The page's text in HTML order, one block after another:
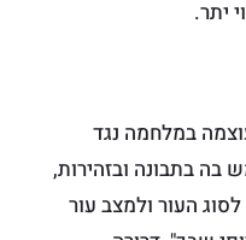
יתר.
במלחמה נגד
בתבונה ובזהירות,
העור ולמצב עור